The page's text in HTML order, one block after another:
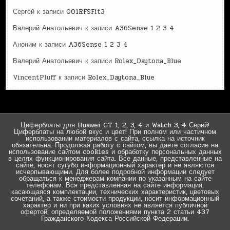
Сергей к записи001RFSFit3
Валерий Анатольевич к записи A36Sense 1 2 3 4
Аноним к записи A36Sense 1 2 3 4
Валерий Анатольевич к записи Rolex_Daytona_Blue
VincentPluffк записи Rolex_Daytona_Blue
Циферблаты для Huawei GT 1, 2, 3, 4 и Watch 3, 4 Серий!
Циферблаты на любой вкус и цвет! При полном или частичном
использовании материалов с сайта, ссылка на источник
обязательна. Продолжая работу с сайтом, вы даете согласие на
использование сайтом cookies и обработку персональных данных
в целях функционирования сайта. Все данные, представленные на
сайте, носят сугубо информационный характер и не являются
исчерпывающими. Для более подробной информации следует
обращаться к менеджерам компании по указанным на сайте
телефонам. Вся представленная на сайте информация,
касающаяся комплектации, технических характеристик, цветовых
сочетаний, а также стоимости продукции, носит информационный
характер и ни при каких условиях не является публичной
офертой, определяемой положениями пункта 2 статьи 437
Гражданского Кодекса Российской Федерации.